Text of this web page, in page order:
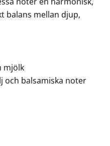
balans mellan djup,
mjölk
och balsamiska noter